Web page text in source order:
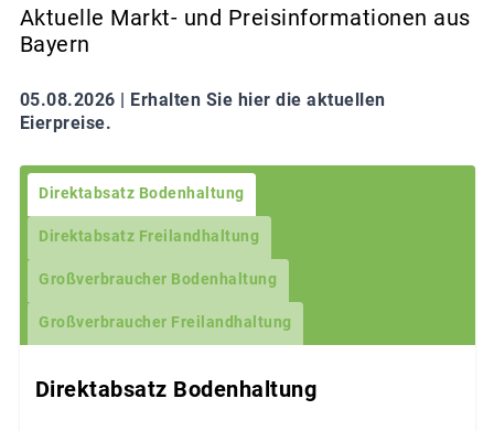
Aktuelle Markt- und Preisinformationen aus
Bayern
05.08.2026 | Erhalten Sie hier die aktuellen
Eierpreise.
Direktabsatz Bodenhaltung
Direktabsatz Freilandhaltung
Großverbraucher Bodenhaltung
Großverbraucher Freilandhaltung
Direktabsatz Bodenhaltung